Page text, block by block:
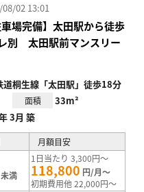
02 13:01
場完備】太田駅から徒歩
別 太田駅前マンスリー
道桐生線「太田駅」徒歩18分
面積 33m²
3月 築
月額目安
満
1日当たり 3,300円～
118,800 円/月～
初期費用他 22,000円～